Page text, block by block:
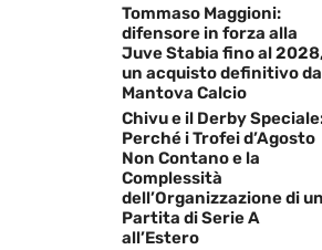
Tommaso Maggioni:
difensore in forza alla
Juve Stabia fino al
un acquisto definitivo
Mantova Calcio
Chivu e il Derby
Perché i Trofei d’Agosto
Non Contano e la
Complessità
dell’Organizzazione di
Partita di Serie A
all’Estero